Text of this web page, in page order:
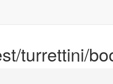
turrettini/